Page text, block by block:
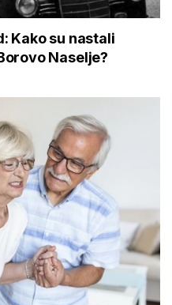
Kako su nastali
Naselje?